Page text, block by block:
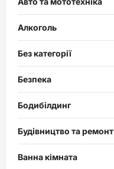
Алкоголь
Без категорії
Безпека
Бодибілдинг
Будівництво та ремонт
Ванна кімната